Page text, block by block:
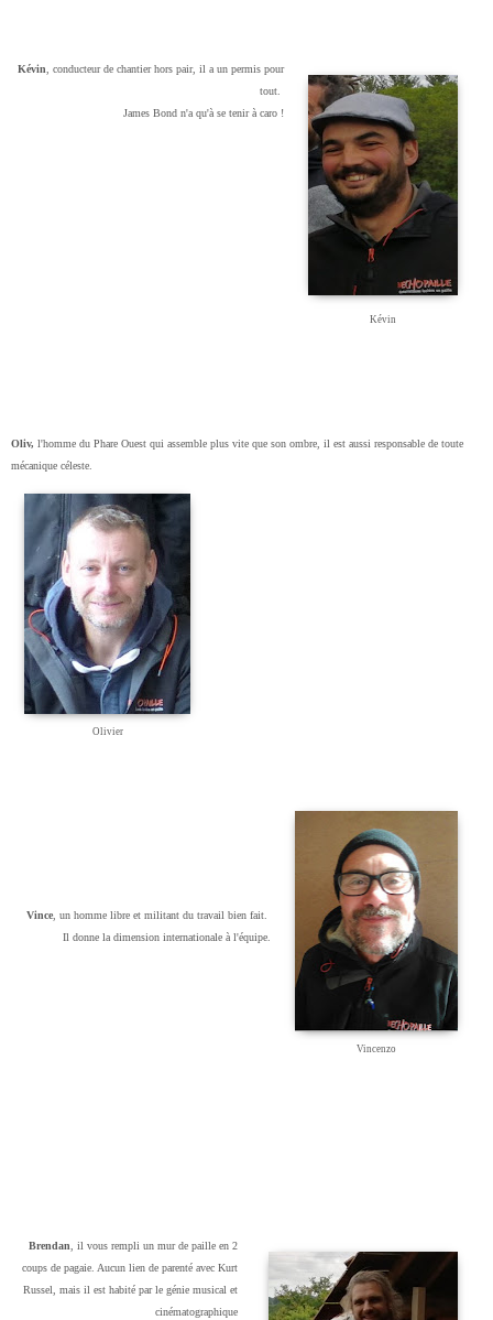
Kévin
Kévin , conducteur de chantier hors pair, il a un permis pour
tout.
James Bond n'a qu'à se tenir à caro !
Oliv, l'homme du Phare Ouest qui assemble plus vite que son ombre, il est aussi responsable de toute
mécanique céleste.
Olivier
Vincenzo
Vince , un homme libre et militant du travail bien fait.
Il donne la dimension internationale à l'équipe.
Brendan
, il vous rempli un mur de paille en 2
coups de pagaie. Aucun lien de parenté avec Kurt
Russel, mais il est habité par le génie musical et
cinématographique